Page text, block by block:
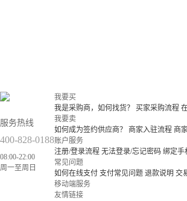
服务热线
400-828-0188
08:00-22:00
周一至周日
我要买
我是采购商，如何找货？
买家采购流程
我要卖
如何成为签约供应商？
商家入驻流程 商
账户服务
注册/登录流程 无法登录/忘记密码 绑定手
常见问题
如何在线支付 支付常见问题 退款说明 交
移动端服务
友情链接